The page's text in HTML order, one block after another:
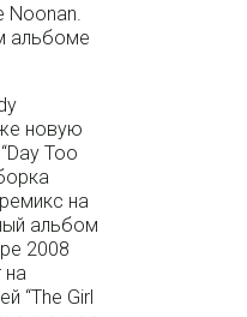
Noonan.
альбоме
новую
Too
на
альбом
2008
на
“The Girl